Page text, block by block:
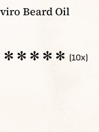
Beard Oil
(10x)